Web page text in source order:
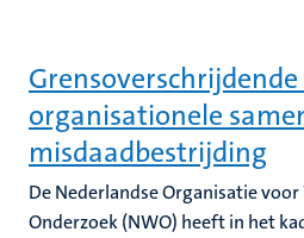
organisationele
misdaadbestrijding
De Nederlandse Organisatie
Onderzoek (NWO) heeft in het